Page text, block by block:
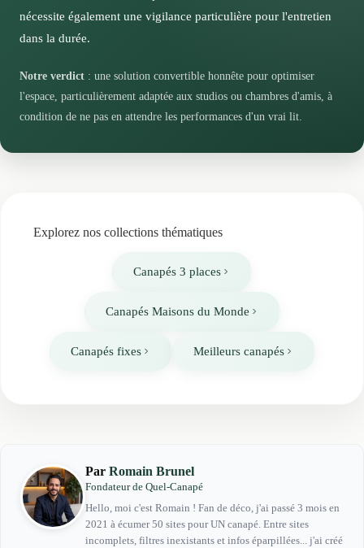
visite d'amis ou pour des siestes courtes. Si vous
attentes, à condition d'adapter vos exigences de
confort nocturne.
nécessite également une vigilance particulière pour l'entretien
dans la durée.
Notre verdict : une solution convertible honnête pour optimiser
l'espace, particulièrement adaptée aux studios ou chambres d'amis, à
condition de ne pas en attendre les performances d'un vrai lit.
Explorez nos collections thématiques
Canapés 3 places
Canapés Maisons du Monde
Canapés fixes Meilleurs canapés
Par Romain Brunel
Fondateur de Quel-Canapé
Hello, moi c'est Romain ! Fan de déco, j'ai passé 3 mois en
2021 à écumer 50 sites pour UN canapé. Entre sites
incomplets, filtres inexistants et infos éparpillées... j'ai créé